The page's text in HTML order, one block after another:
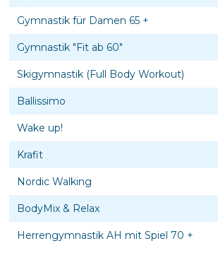
Gymnastik für Damen 65 +
Gymnastik "Fit ab 60"
Skigymnastik (Full Body Workout)
Ballissimo
Wake up!
Krafit
Nordic Walking
BodyMix & Relax
Herrengymnastik AH mit Spiel 70 +